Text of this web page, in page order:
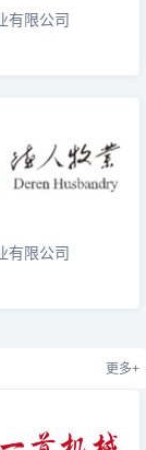
有限公司
有限公司
更多+